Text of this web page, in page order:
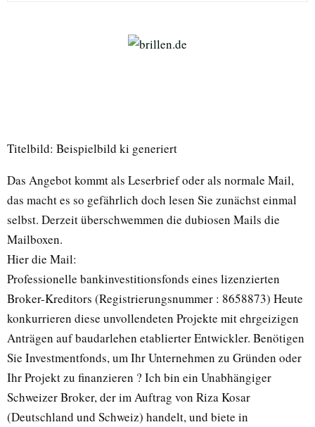
Titelbild: Beispielbild ki generiert
Das Angebot kommt als Leserbrief oder als normale Mail,
das macht es so gefährlich doch lesen Sie zunächst einmal
selbst. Derzeit überschwemmen die dubiosen Mails die
Mailboxen.
Hier die Mail:
Professionelle bankinvestitionsfonds eines lizenzierten
Broker-Kreditors (Registrierungsnummer : 8658873) Heute
konkurrieren diese unvollendeten Projekte mit ehrgeizigen
Anträgen auf baudarlehen etablierter Entwickler. Benötigen
Sie Investmentfonds, um Ihr Unternehmen zu Gründen oder
Ihr Projekt zu finanzieren ? Ich bin ein Unabhängiger
Schweizer Broker, der im Auftrag von Riza Kosar
(Deutschland und Schweiz) handelt, und biete in